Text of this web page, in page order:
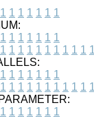
1 1 1 1 1 1 1
1 1 1 1 1 1 1
1 1 1 1 1 1 1 1 1 1 1
1 1 1 1 1 1 1
1 1 1 1 1 1 1 1 1 1 1
1 1 1 1 1 1 1